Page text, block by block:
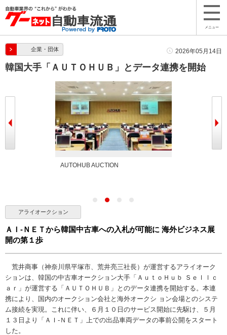
メニュー
企業・団体 2026年05月14日
韓国大手「ＡＵＴＯＨＵＢ」とデータ連携を開始
AUTOHUB AUCTION
アライオークション
ＡＩ-ＮＥＴから韓国中古車への入札が可能に 海外ビジネス展
開の第１歩
荒井商事（神奈川県平塚市、荒井亮三社長）が運営するアライオーク
ションは、韓国の中古車オークション大手「ＡｕｔｏＨｕｂ Ｓｅｌｌｃ
ａｒ」が運営する「ＡＵＴＯＨＵＢ」とのデータ連携を開始する。本連
携により、国内のオークション会社と海外オークシ ョン会場とのシステ
ム接続を実現。これに伴い、６月１０日のサービス開始に先駆け、５月
１３日より「ＡＩ-ＮＥＴ」上での出品車両データの事前公開をスタート
した。